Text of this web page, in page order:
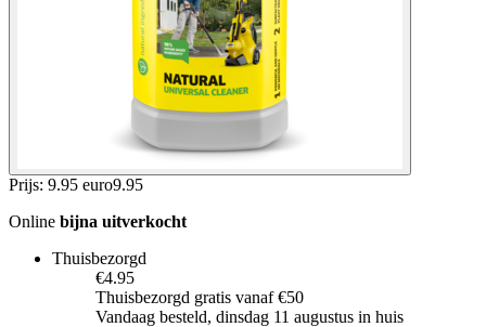
Prijs: 9.95 euro9.95
Online bijna uitverkocht
Thuisbezorgd
€4.95
Thuisbezorgd gratis vanaf €50
Vandaag besteld, dinsdag 11 augustus in huis